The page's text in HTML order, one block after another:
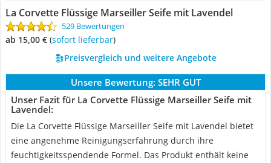
La Corvette Flüssige Marseiller Seife mit Lavendel
529 Bewertungen
ab 15,00 € ( Sofort lieferbar)
Preisvergleich und weitere Angebote
Unsere Bewertung: SEHR GUT
Unser Fazit für La Corvette Flüssige Marseiller Seife mit
Lavendel:
Die La Corvette Flüssige Marseiller Seife mit Lavendel bietet
eine angenehme Reinigungserfahrung durch ihre
feuchtigkeitsspendende Formel. Das Produkt enthält keine